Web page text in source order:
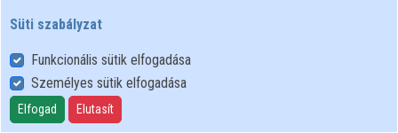
Felhasználói szabályzat
Adatkezelési tájékoztató
Süti szabályzat
Süti szabályzat
Funkcionális sütik elfogadása
Személyes sütik elfogadása
Elfogad Elutasít